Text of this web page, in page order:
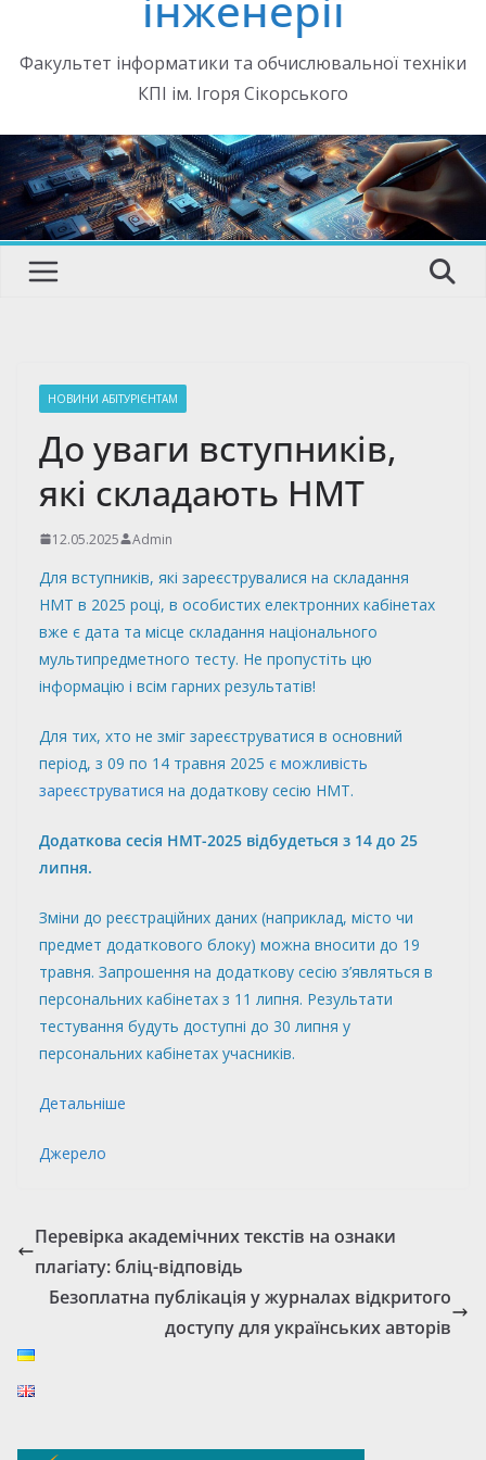
Факультет інформатики та обчислювальної техніки
КПІ ім. Ігоря Сікорського
НОВИНИ АБІТУРІЄНТАМ
До уваги вступників,
які складають НМТ
12.05.2025 Admin
Для вступників, які зареєструвалися на складання
НМТ в 2025 році, в особистих електронних кабінетах
вже є дата та місце складання національного
мультипредметного тесту. Не пропустіть цю
інформацію і всім гарних результатів!
Для тих, хто не зміг зареєструватися в основний
період, з 09 по 14 травня 2025 є можливість
зареєструватися на додаткову сесію НМТ.
Додаткова сесія НМТ-2025 відбудеться з 14 до 25
липня.
Зміни до реєстраційних даних (наприклад, місто чи
предмет додаткового блоку) можна вносити до 19
травня. Запрошення на додаткову сесію з’являться в
персональних кабінетах з 11 липня. Результати
тестування будуть доступні до 30 липня у
персональних кабінетах учасників.
Детальніше
Джерело
Перевірка академічних текстів на ознаки
плагіату: бліц-відповідь
Безоплатна публікація у журналах відкритого
доступу для українських авторів